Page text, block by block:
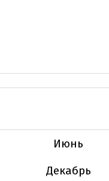
Июнь
Декабрь